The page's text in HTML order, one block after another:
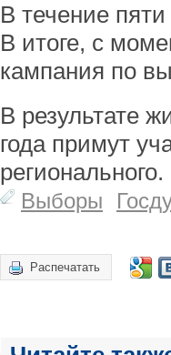
В течение
В итоге, с
кампания по
В результате
года примут
регионального.
Выборы
Распечатать